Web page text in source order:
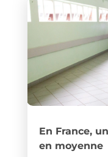
En France,
en moyenne